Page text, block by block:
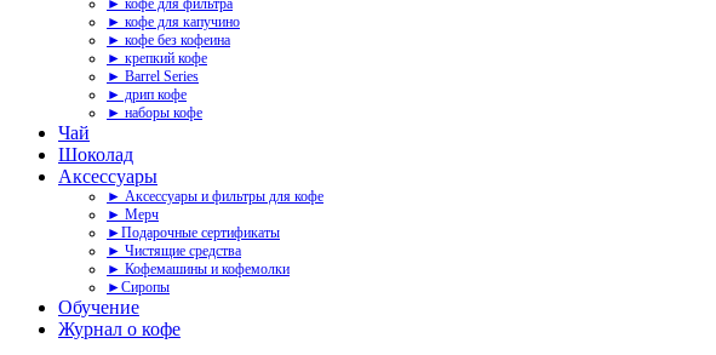
► кофе для фильтра
► кофе для капучино
► кофе без кофеина
► крепкий кофе
► Barrel Series
► дрип кофе
► наборы кофе
Чай
Шоколад
Аксессуары
► Аксессуары и фильтры для кофе
► Мерч
►Подарочные сертификаты
► Чистящие средства
► Кофемашины и кофемолки
►Сиропы
Обучение
Журнал о кофе